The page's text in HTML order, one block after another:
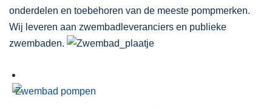
onderdelen en toebehoren van de meeste pompmerken.
Wij leveren aan zwembadleveranciers en publieke
zwembaden.